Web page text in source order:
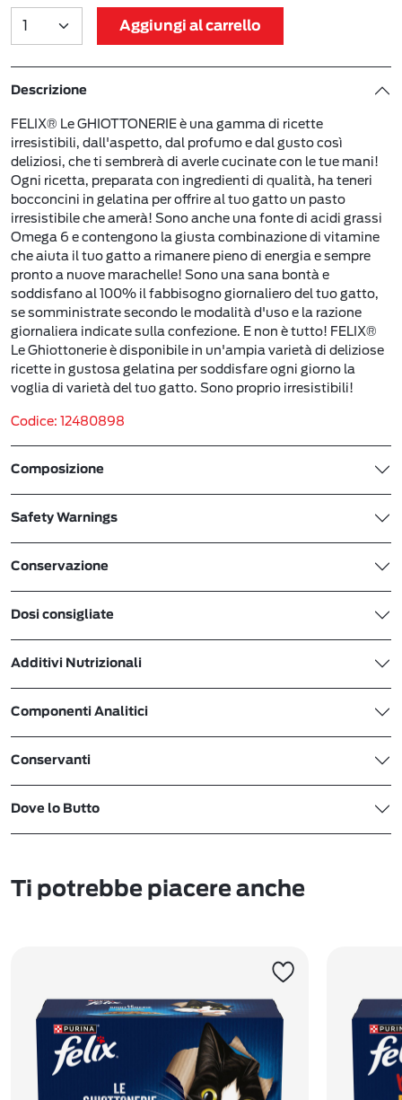
Aggiungi al carrello
Descrizione
FELIX® Le GHIOTTONERIE è una gamma di ricette
irresistibili, dall'aspetto, dal profumo e dal gusto così
deliziosi, che ti sembrerà di averle cucinate con le tue mani!
Ogni ricetta, preparata con ingredienti di qualità, ha teneri
bocconcini in gelatina per offrire al tuo gatto un pasto
irresistibile che amerà! Sono anche una fonte di acidi grassi
Omega 6 e contengono la giusta combinazione di vitamine
che aiuta il tuo gatto a rimanere pieno di energia e sempre
pronto a nuove marachelle! Sono una sana bontà e
soddisfano al 100% il fabbisogno giornaliero del tuo gatto,
se somministrate secondo le modalità d'uso e la razione
giornaliera indicate sulla confezione. E non è tutto! FELIX®
Le Ghiottonerie è disponibile in un'ampia varietà di deliziose
ricette in gustosa gelatina per soddisfare ogni giorno la
voglia di varietà del tuo gatto. Sono proprio irresistibili!
Codice: 12480898
Composizione
Safety Warnings
Conservazione
Dosi consigliate
Additivi Nutrizionali
Componenti Analitici
Conservanti
Dove lo Butto
Ti potrebbe piacere anche